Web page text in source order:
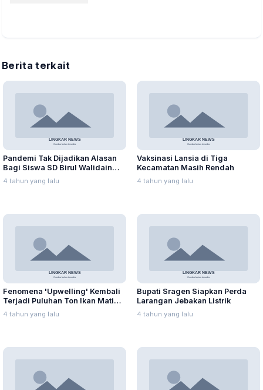
Berita terkait
Pandemi Tak Dijadikan Alasan
Bagi Siswa SD Birul Walidain
Torehkan Prestasi
4 tahun yang lalu
Vaksinasi Lansia di Tiga
Kecamatan Masih Rendah
4 tahun yang lalu
Fenomena 'Upwelling' Kembali
Terjadi Puluhan Ton Ikan Mati
Mendadak
4 tahun yang lalu
Bupati Sragen Siapkan Perda
Larangan Jebakan Listrik
4 tahun yang lalu